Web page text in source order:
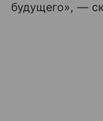
будущего», —